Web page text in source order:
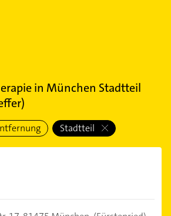
in München Stadtteil
Stadtteil